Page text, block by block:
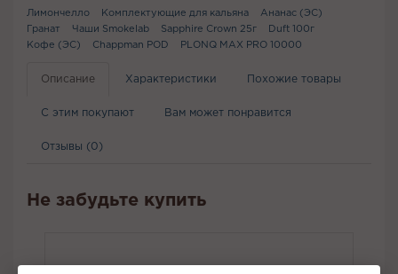
Лимончелло Комплектующие для кальяна
Ананас (ЭС)
Гранат
Чаши Smokelab Sapphire Crown 25г
Duft 100г
Кофе (ЭС)
Chappman POD PLONQ MAX PRO 10000
Описание Характеристики Похожие товары
С этим покупают Вам может понравится
Отзывы (0)
Не забудьте купить